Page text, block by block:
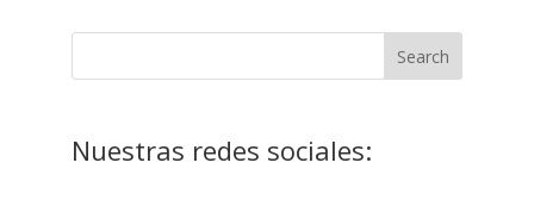
Nuestras redes sociales: